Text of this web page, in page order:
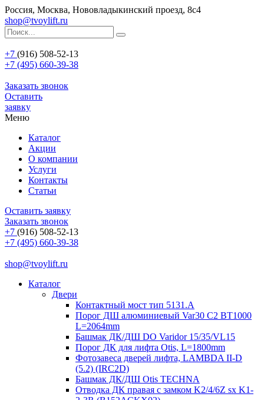
Россия, Москва, Нововладыкинский проезд, 8с4
shop@tvoylift.ru
+7 (916) 508-52-13
+7 (495) 660-39-38
Заказать звонок
Оставить
заявку
Меню
Каталог
Акции
О компании
Услуги
Контакты
Статьи
Оставить заявку
Заказать звонок
+7 (916) 508-52-13
+7 (495) 660-39-38
shop@tvoylift.ru
Каталог
Двери
Контактный мост тип 5131.A
Порог ДШ алюминиевый Var30 C2 BT1000
L=2064mm
Башмак ДК/ДШ DO Varidor 15/35/VL15
Порог ДК для лифта Otis, L=1800mm
Фотозавеса дверей лифта, LAMBDA II-D
(5.2) (IRC2D)
Башмак ДК/ДШ Otis TECHNA
Отводка ДК правая с замком K2/4/6Z sx K1-